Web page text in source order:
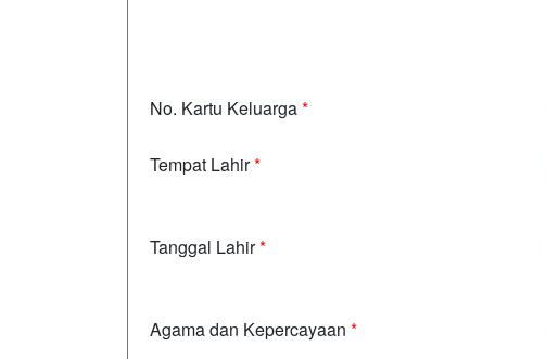
No. Kartu Keluarga*
Tempat Lahir*
Tanggal Lahir*
Agama dan Kepercayaan *